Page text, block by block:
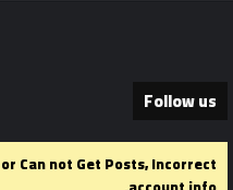
Follow us
Can not Get Posts, Incorrect